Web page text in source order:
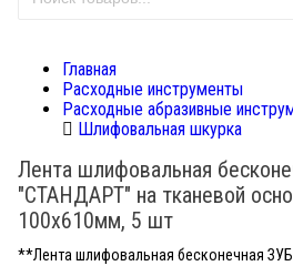
Главная
Расходные инструменты
Расходные абразивные
Шлифовальная шкурка
Лента шлифовальная
"СТАНДАРТ" на тканевой
100х610мм, 5 шт
**Лента шлифовальная бесконечная